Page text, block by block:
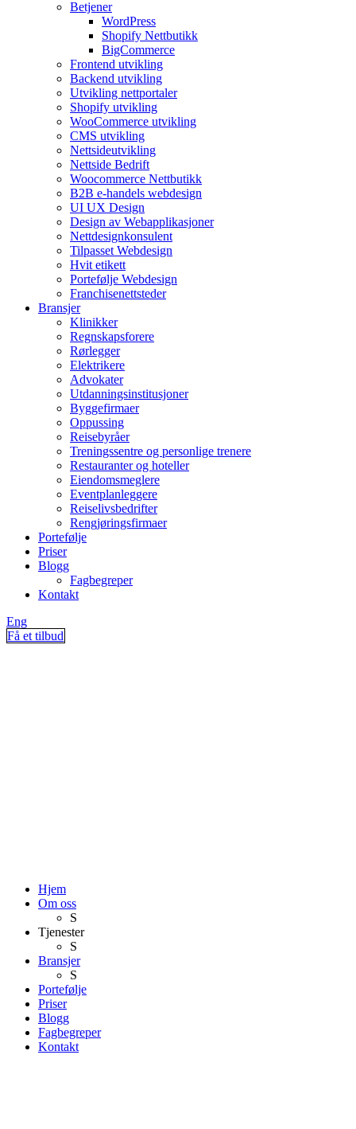
Betjener
WordPress
Shopify Nettbutikk
BigCommerce
Frontend utvikling
Backend utvikling
Utvikling nettportaler
Shopify utvikling
WooCommerce utvikling
CMS utvikling
Nettsideutvikling
Nettside Bedrift
Woocommerce Nettbutikk
B2B e-handels webdesign
UI UX Design
Design av Webapplikasjoner
Nettdesignkonsulent
Tilpasset Webdesign
Hvit etikett
Portefølje Webdesign
Franchisenettsteder
Bransjer
Klinikker
Regnskapsforere
Rørlegger
Elektrikere
Advokater
Utdanningsinstitusjoner
Byggefirmaer
Oppussing
Reisebyråer
Treningssentre og personlige trenere
Restauranter og hoteller
Eiendomsmeglere
Eventplanleggere
Reiselivsbedrifter
Rengjøringsfirmaer
Portefølje
Priser
Blogg
Fagbegreper
Kontakt
Eng
Få et tilbud
Hjem
Om oss
S
Tjenester
S
Bransjer
S
Portefølje
Priser
Blogg
Fagbegreper
Kontakt